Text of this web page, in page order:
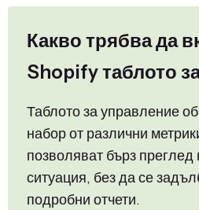
Какво трябва да
Shopify таблото
Таблото за управление
набор от различни
позволяват бърз преглед
ситуация, без да се
подробни отчети.